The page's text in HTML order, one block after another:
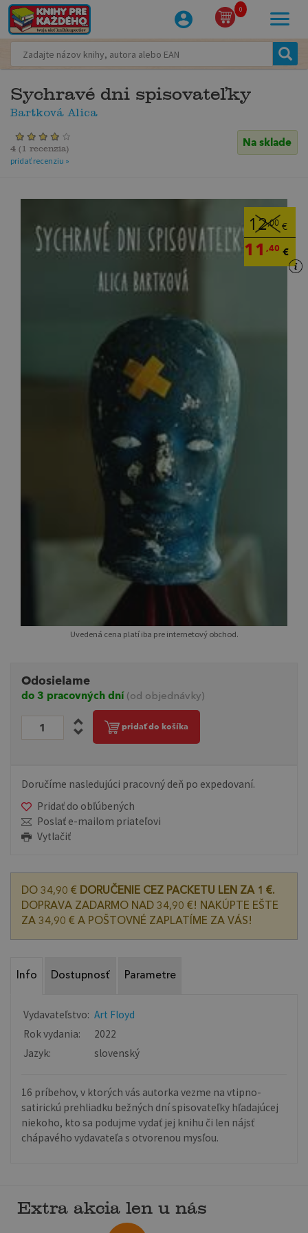
0
Sychravé dni spisovateľky
Bartková Alica
Na sklade
4 ( 1 recenzia)
pridať recenziu »
12,00 €
11,40 €
Uvedená cena platí iba pre internetový obchod.
Odosielame
do 3 pracovných dní (od objednávky)
pridať do košíka
Doručíme nasledujúci pracovný deň po expedovaní.
Pridať do obľúbených
Poslať e-mailom priateľovi
Vytlačiť
DO 34,90 € DORUČENIE CEZ PACKETU LEN ZA 1 €.
DOPRAVA ZADARMO NAD 34,90 €! NAKÚPTE EŠTE
ZA 34,90 € A POŠTOVNÉ ZAPLATÍME ZA VÁS!
Info Dostupnosť Parametre
Vydavateľstvo: Art Floyd
Rok vydania:
2022
Jazyk:
slovenský
16 príbehov, v ktorých vás autorka vezme na vtipno-
satirickú prehliadku bežných dní spisovateľky hľadajúcej
niekoho, kto sa podujme vydať jej knihu či len nájsť
chápavého vydavateľa s otvorenou mysľou.
Extra akcia len u nás